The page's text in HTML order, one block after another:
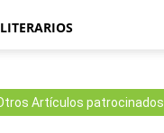
Artículos patrocinados